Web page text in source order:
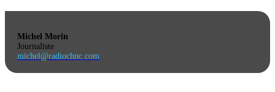
Michel Morin
Journaliste
michel@radiochnc.com